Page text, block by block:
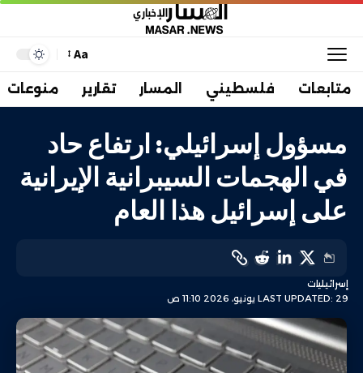
Aa
متابعات فلسطيني المسار تقارير منوعات
مسؤول إسرائيلي: ارتفاع حاد
في الهجمات السيبرانية الإيرانية
على إسرائيل هذا العام
LAST UPDATED: 29 يونيو، 2026 11:10 ص
إسرائيليات